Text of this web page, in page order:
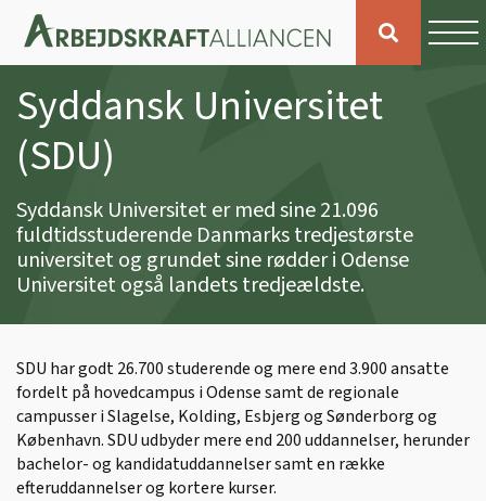
Syddansk Universitet
(SDU)
Syddansk Universitet er med sine 21.096
fuldtidsstuderende Danmarks tredjestørste
universitet og grundet sine rødder i Odense
Universitet også landets tredjeældste.
SDU har godt 26.700 studerende og mere end 3.900 ansatte
fordelt på hovedcampus i Odense samt de regionale
campusser i Slagelse, Kolding, Esbjerg og Sønderborg og
København. SDU udbyder mere end 200 uddannelser, herunder
bachelor- og kandidatuddannelser samt en række
efteruddannelser og kortere kurser.